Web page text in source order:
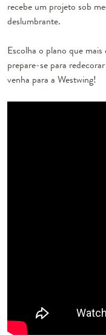
recebe um projeto sob
deslumbrante.
Escolha o plano que
prepare-se para
venha para a Westwing!